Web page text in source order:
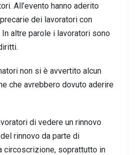
All’evento hanno aderito
dei lavoratori con
altre parole i lavoratori sono
non si è avvertito alcun
che avrebbero dovuto aderire
di vedere un rinnovo
rinnovo da parte di
circoscrizione, soprattutto in